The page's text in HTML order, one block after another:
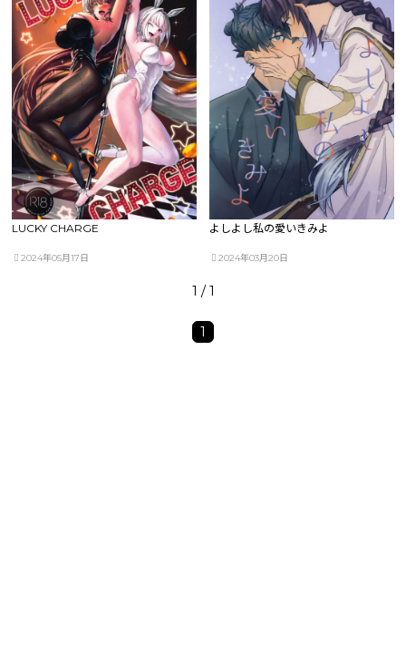
LUCKY CHARGE
2024年05月17日
よしよし私の愛いきみよ
2024年03月20日
1 / 1
1